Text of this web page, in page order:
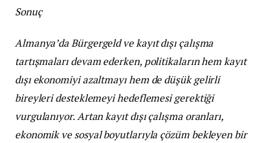
Sonuç
Almanya’da Bürgergeld ve kayıt dışı çalışma
tartışmaları devam ederken, politikaların hem kayıt
dışı ekonomiyi azaltmayı hem de düşük gelirli
bireyleri desteklemeyi hedeflemesi gerektiği
vurgulanıyor. Artan kayıt dışı çalışma oranları,
ekonomik ve sosyal boyutlarıyla çözüm bekleyen bir